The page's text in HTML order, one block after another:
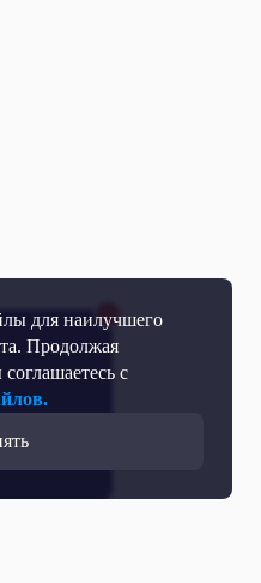
для наилучшего
Продолжая
с